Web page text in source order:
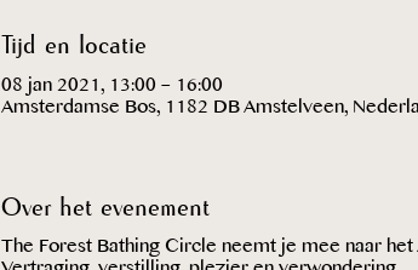
Tijd en locatie
08 jan 2021, 13:00 – 16:00
Amsterdamse Bos, 1182 DB Amstelveen,
Over het evenement
The Forest Bathing Circle neemt je mee naar